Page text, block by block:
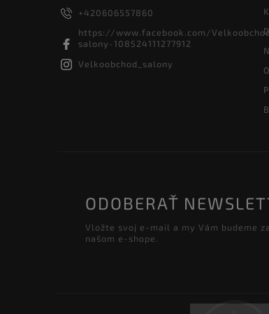
+420606557860
https://www.facebook.com/
salony-108524111277912
Velkoobchod_salony
ODOBERAŤ
Vložte svoj e-mail a my Vám budeme
našom e-shope.